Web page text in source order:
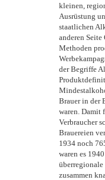
kleinen,
Ausrüstung
staatlichen
anderen Seite
Methoden
der Begriffe
Brauer in der
waren. Damit
Verbraucher
Brauereien
1934 noch
waren es
zusammen